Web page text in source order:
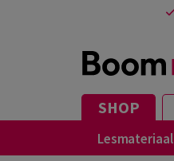
SHOP
Lesmateriaal